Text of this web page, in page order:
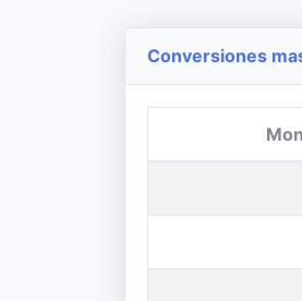
Conversiones